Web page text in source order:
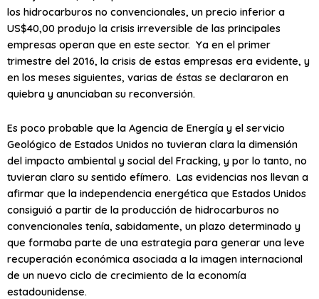
los hidrocarburos no convencionales, un precio inferior a
US$40,00 produjo la crisis irreversible de las principales
empresas operan que en este sector. Ya en el primer
trimestre del 2016, la crisis de estas empresas era evidente, y
en los meses siguientes, varias de éstas se declararon en
quiebra y anunciaban su reconversión.
Es poco probable que la Agencia de Energía y el servicio
Geológico de Estados Unidos no tuvieran clara la dimensión
del impacto ambiental y social del Fracking, y por lo tanto, no
tuvieran claro su sentido efímero. Las evidencias nos llevan a
afirmar que la independencia energética que Estados Unidos
consiguió a partir de la producción de hidrocarburos no
convencionales tenía, sabidamente, un plazo determinado y
que formaba parte de una estrategia para generar una leve
recuperación económica asociada a la imagen internacional
de un nuevo ciclo de crecimiento de la economía
estadounidense.